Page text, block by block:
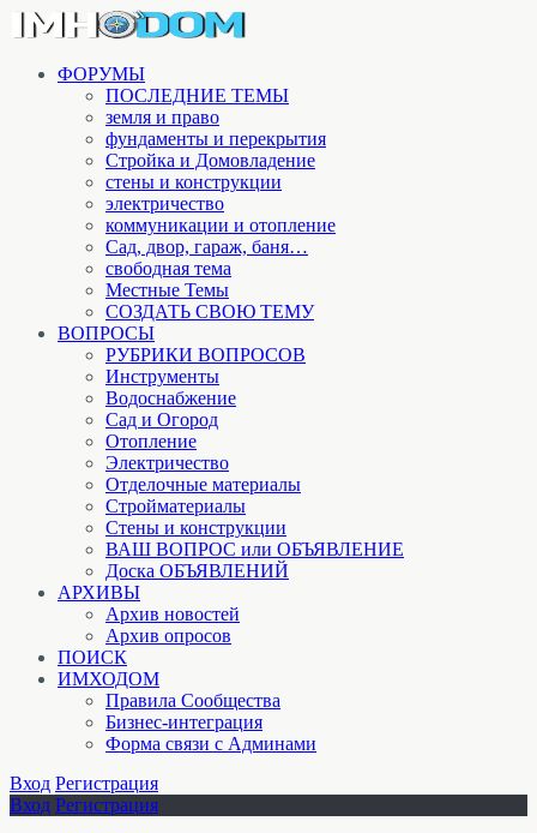
ФОРУМЫ
ПОСЛЕДНИЕ ТЕМЫ
земля и право
фундаменты и перекрытия
Стройка и Домовладение
стены и конструкции
электричество
коммуникации и отопление
Cад, двор, гараж, баня…
свободная тема
Местные Темы
СОЗДАТЬ СВОЮ ТЕМУ
ВОПРОСЫ
РУБРИКИ ВОПРОСОВ
Инструменты
Водоснабжение
Сад и Огород
Отопление
Электричество
Отделочные материалы
Стройматериалы
Стены и конструкции
ВАШ ВОПРОС или ОБЪЯВЛЕНИЕ
Доска ОБЪЯВЛЕНИЙ
АРХИВЫ
Архив новостей
Архив опросов
ПОИСК
ИМХОДОМ
Правила Сообщества
Бизнес-интеграция
Форма связи с Админами
Вход Регистрация
Вход Регистрация